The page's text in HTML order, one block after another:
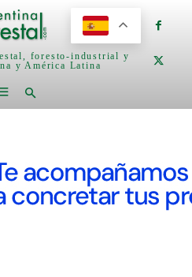
foresto-industrial y
y América Latina